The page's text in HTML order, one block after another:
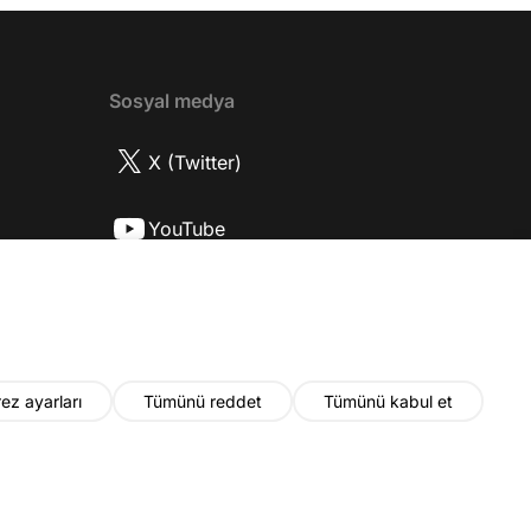
17:52 İlhan Şen, ayakkabı eleştirisinden
Biran Damla Yılmaz nereli, nasıl bir
30:18 Mert Doğan'ın oyunculuk
başladı? 35:47 Aziz Yıldırım
olduğu için mühendisliği seçtiği doğru
yıl neler olacak? 48:19 Gelecekte başka
Sosyal medya
X (Twitter)
YouTube
ayarları Tümünü reddet Tümünü kabul et